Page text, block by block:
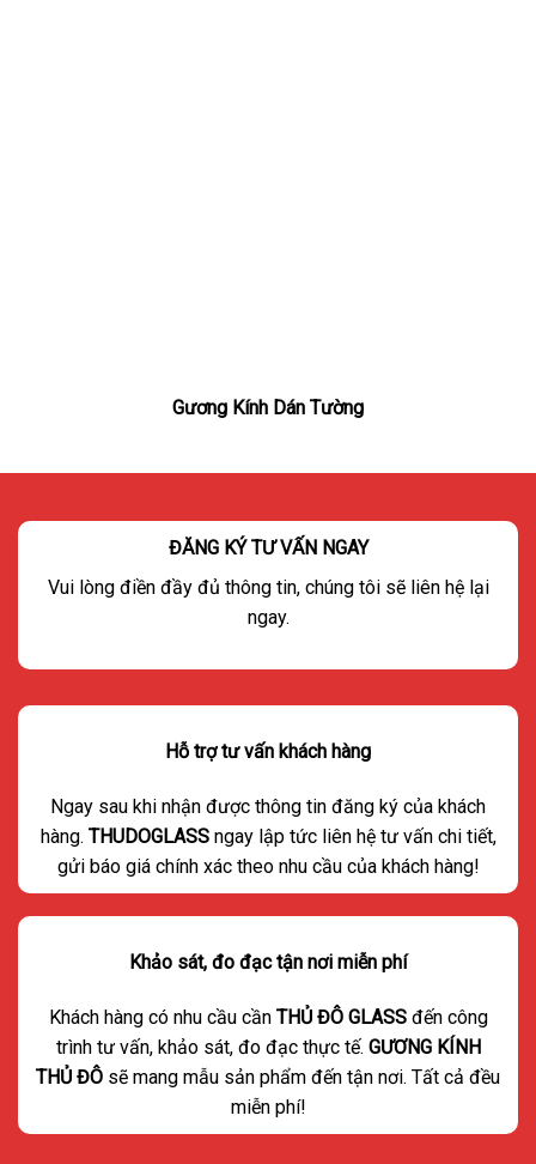
Gương Kính Dán Tường
ĐĂNG KÝ TƯ VẤN NGAY
Vui lòng điền đầy đủ thông tin, chúng tôi sẽ liên hệ lại
ngay.
Hỗ trợ tư vấn khách hàng
Ngay sau khi nhận được thông tin đăng ký của khách
hàng. THUDOGLASS ngay lập tức liên hệ tư vấn chi tiết,
gửi báo giá chính xác theo nhu cầu của khách hàng!
Khảo sát, đo đạc tận nơi miễn phí
Khách hàng có nhu cầu cần THỦ ĐÔ GLASS đến công
trình tư vấn, khảo sát, đo đạc thực tế. GƯƠNG KÍNH
THỦ ĐÔ sẽ mang mẫu sản phẩm đến tận nơi. Tất cả đều
miễn phí!